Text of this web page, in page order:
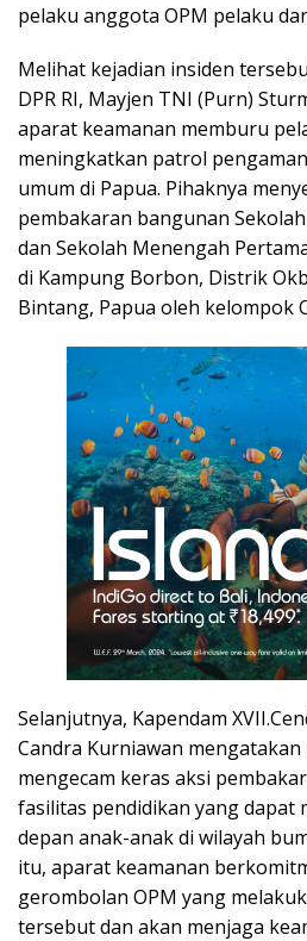
pelaku anggota OPM pelaku
Melihat kejadian insiden
DPR RI, Mayjen TNI (Purn)
aparat keamanan memburu
meningkatkan patrol
umum di Papua. Pihaknya
pembakaran bangunan
dan Sekolah Menengah
di Kampung Borbon, Distrik
Bintang, Papua oleh kelompok
Selanjutnya, Kapendam
Candra Kurniawan
mengecam keras aksi
fasilitas pendidikan yang dapat
depan anak-anak di wilayah
itu, aparat keamanan
gerombolan OPM yang
tersebut dan akan menjaga